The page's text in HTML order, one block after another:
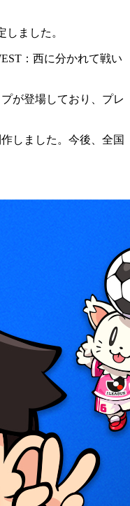
ました。
：西に分かれて戦い
が登場しており、プレ
しました。今後、全国